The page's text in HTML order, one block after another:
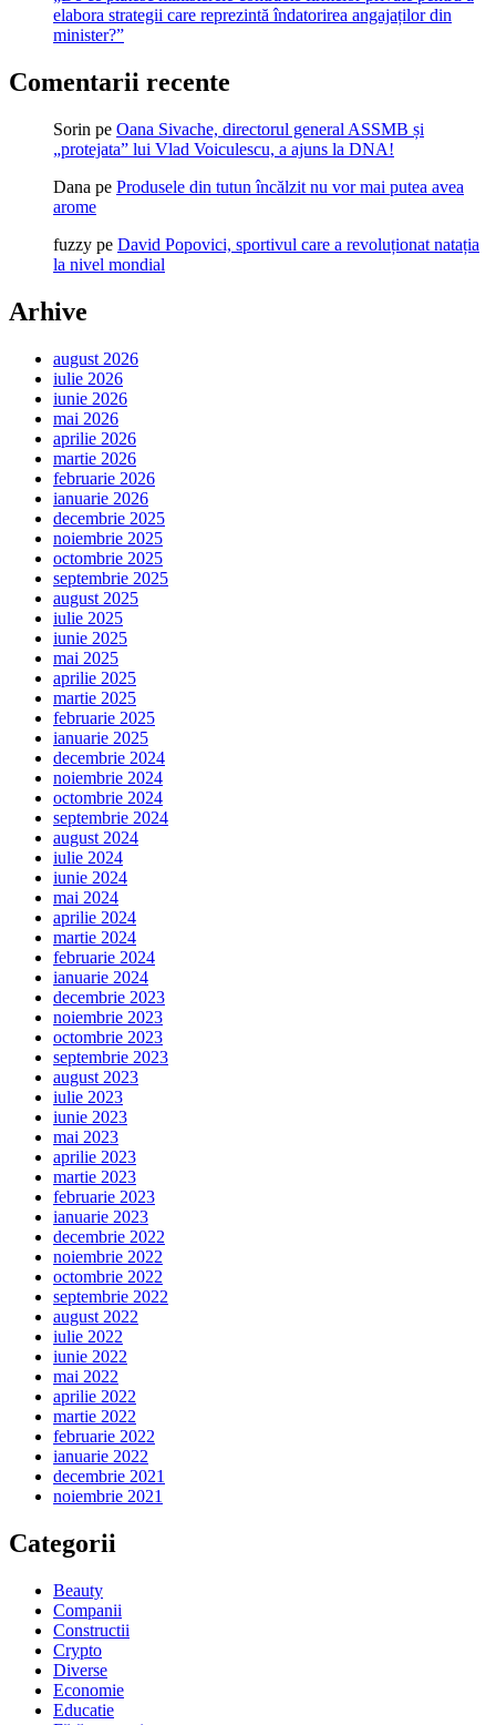
elabora strategii care reprezintă îndatorirea angajaților din
minister?”
Comentarii recente
Sorin pe Oana Sivache, directorul general ASSMB și
„protejata” lui Vlad Voiculescu, a ajuns la DNA!
Dana pe Produsele din tutun încălzit nu vor mai putea avea
arome
fuzzy pe David Popovici, sportivul care a revoluționat natația
la nivel mondial
Arhive
august 2026
iulie 2026
iunie 2026
mai 2026
aprilie 2026
martie 2026
februarie 2026
ianuarie 2026
decembrie 2025
noiembrie 2025
octombrie 2025
septembrie 2025
august 2025
iulie 2025
iunie 2025
mai 2025
aprilie 2025
martie 2025
februarie 2025
ianuarie 2025
decembrie 2024
noiembrie 2024
octombrie 2024
septembrie 2024
august 2024
iulie 2024
iunie 2024
mai 2024
aprilie 2024
martie 2024
februarie 2024
ianuarie 2024
decembrie 2023
noiembrie 2023
octombrie 2023
septembrie 2023
august 2023
iulie 2023
iunie 2023
mai 2023
aprilie 2023
martie 2023
februarie 2023
ianuarie 2023
decembrie 2022
noiembrie 2022
octombrie 2022
septembrie 2022
august 2022
iulie 2022
iunie 2022
mai 2022
aprilie 2022
martie 2022
februarie 2022
ianuarie 2022
decembrie 2021
noiembrie 2021
Categorii
Beauty
Companii
Constructii
Crypto
Diverse
Economie
Educatie